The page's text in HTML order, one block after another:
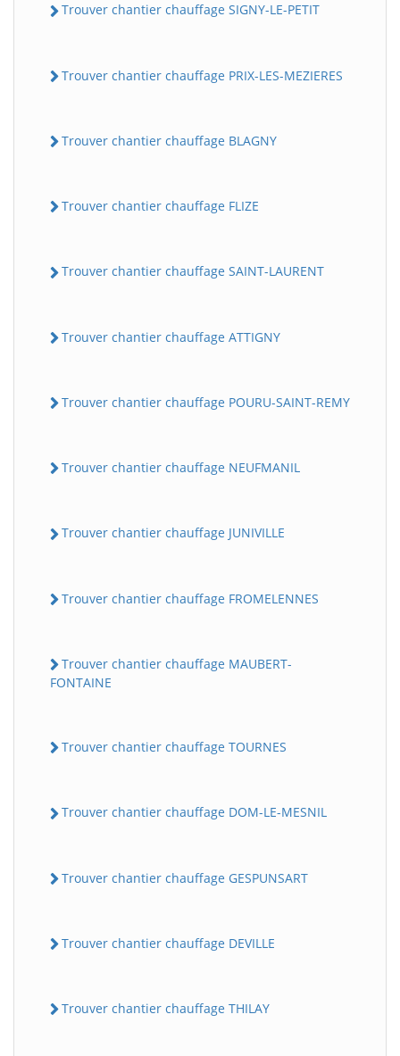
Trouver chantier chauffage SIGNY-LE-PETIT
Trouver chantier chauffage PRIX-LES-MEZIERES
Trouver chantier chauffage BLAGNY
Trouver chantier chauffage FLIZE
Trouver chantier chauffage SAINT-LAURENT
Trouver chantier chauffage ATTIGNY
Trouver chantier chauffage POURU-SAINT-REMY
Trouver chantier chauffage NEUFMANIL
Trouver chantier chauffage JUNIVILLE
Trouver chantier chauffage FROMELENNES
Trouver chantier chauffage MAUBERT-
FONTAINE
Trouver chantier chauffage TOURNES
Trouver chantier chauffage DOM-LE-MESNIL
Trouver chantier chauffage GESPUNSART
Trouver chantier chauffage DEVILLE
Trouver chantier chauffage THILAY